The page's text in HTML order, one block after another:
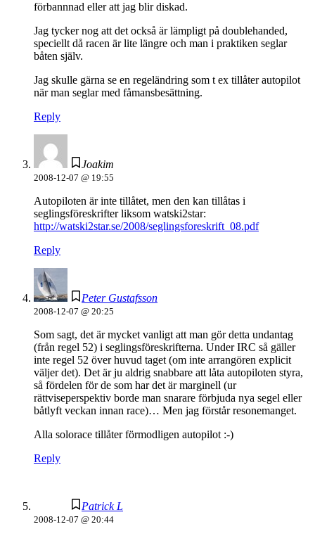
förbannnad eller att jag blir diskad.
Jag tycker nog att det också är lämpligt på doublehanded,
speciellt då racen är lite längre och man i praktiken seglar
båten själv.
Jag skulle gärna se en regeländring som t ex tillåter autopilot
när man seglar med fåmansbesättning.
Reply
Joakim
2008-12-07 @ 19:55
Autopiloten är inte tillåtet, men den kan tillåtas i
seglingsföreskrifter liksom watski2star:
http://watski2star.se/2008/seglingsforeskrift_08.pdf
Reply
Peter Gustafsson
2008-12-07 @ 20:25
Som sagt, det är mycket vanligt att man gör detta undantag
(från regel 52) i seglingsföreskrifterna. Under IRC så gäller
inte regel 52 över huvud taget (om inte arrangören explicit
väljer det). Det är ju aldrig snabbare att låta autopiloten styra,
så fördelen för de som har det är marginell (ur
rättviseperspektiv borde man snarare förbjuda nya segel eller
båtlyft veckan innan race)… Men jag förstår resonemanget.
Alla solorace tillåter förmodligen autopilot :-)
Reply
Patrick L
2008-12-07 @ 20:44